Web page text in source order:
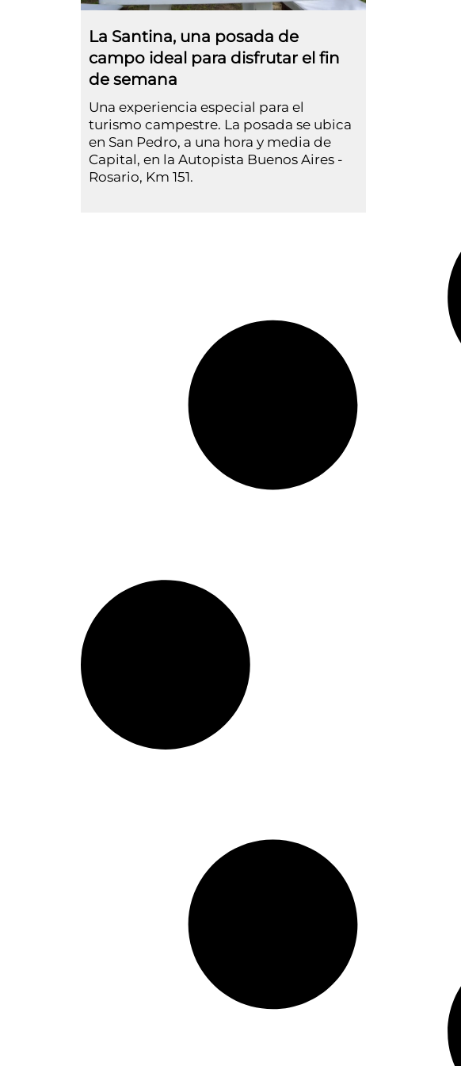
La Santina, una posada de
campo ideal para disfrutar el fin
de semana
Una experiencia especial para el
turismo campestre. La posada se ubica
en San Pedro, a una hora y media de
Capital, en la Autopista Buenos Aires -
Rosario, Km 151.